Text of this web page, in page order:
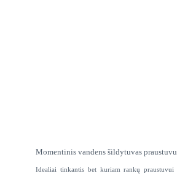
Momentinis vandens šildytuvas
Idealiai tinkantis bet kuriam rankų